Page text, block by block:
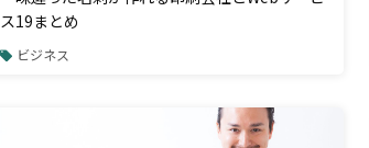
ス19まとめ
ビジネス